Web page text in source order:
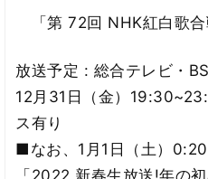
「第 72回 NHK紅白歌合
放送予定 : 総合テレビ・
12月31日（金）
ス有り
■なお、1月1日（土）
「2022 新春生放送!年の